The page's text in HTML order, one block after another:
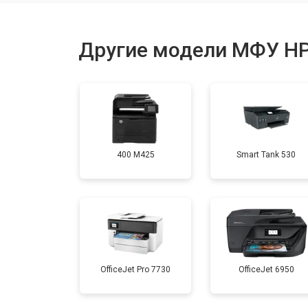
Замена печатной головки
Замена Wi-Fi
Замена блока питания
Другие модели МФУ
400 M425 Smart Tank 530
OfficeJet Pro 7730 OfficeJet 6950